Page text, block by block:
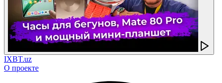
IXBT.uz
О проекте